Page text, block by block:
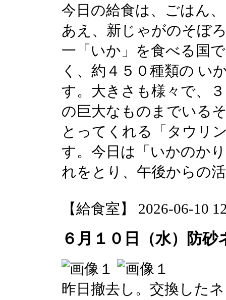
今日の給食は、ごはん
あえ、新じゃがのそぼ
一「いか」を食べる国
く、約４５０種類の い
す。大きさも様々で、
の巨大なものまでいる
とってくれる「タウリ
す。今日は「いかのか
れをとり、午後からの
【給食室】 2026-06-10
６月１０日（水）防
昨日撤去し。交換した